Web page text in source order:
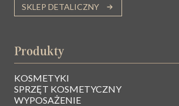
SKLEP DETALICZNY
Produkty
KOSMETYKI
SPRZĘT KOSMETYCZNY
WYPOSAŻENIE